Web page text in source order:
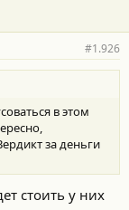
#1.926
в этом
за деньги
стоить у них